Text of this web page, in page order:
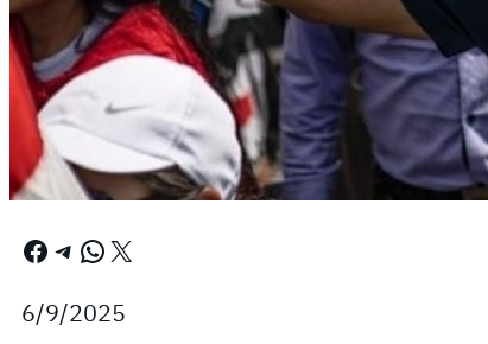
Facebook Telegram WhatsApp X
6/9/2025